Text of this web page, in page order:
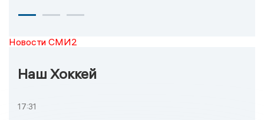
Новости СМИ2
Наш Хоккей
17:31